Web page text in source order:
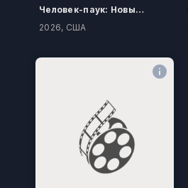
Человек-паук: Новый день
2026, США